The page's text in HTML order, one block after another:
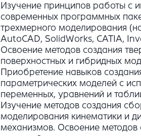
Изучение принципов работы с
современных программных
трехмерного моделирования
AutoCAD, SolidWorks, CATIA,
Освоение методов создания
поверхностных и гибридных
Приобретение навыков
параметрических моделей с
переменных, уравнений и
Изучение методов создания
моделирования кинематики и
механизмов. Освоение методов